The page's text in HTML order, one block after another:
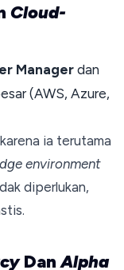
Cloud-
Managerdan
(AWS, Azure,
ia terutama
environment
diperlukan,
DanAlpha